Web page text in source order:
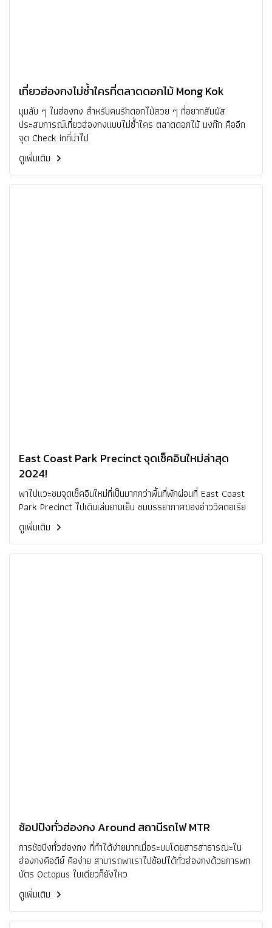
เที่ยวฮ่องกงไม่ซ้ำใครที่ตลาดดอกไม้ Mong Kok
มุมลับ ๆ ในฮ่องกง สำหรับคนรักดอกไม้สวย ๆ ที่อยากสัมผัส
ประสบการณ์เที่ยวฮ่องกงแบบไม่ซ้ำใคร ตลาดดอกไม้ มงก๊ก คืออีก
จุด Check inที่น่าไป
ดูเพิ่มเติม
East Coast Park Precinct จุดเช็คอินใหม่ล่าสุด
2024!
พาไปแวะชมจุดเช็คอินใหม่ที่เป็นมากกว่าพื้นที่พักผ่อนที่ East Coast
Park Precinct ไปเดินเล่นยามเย็น ชมบรรยากาศของอ่าววิคตอเรีย
ดูเพิ่มเติม
ช้อปปิงทั่วฮ่องกง Around สถานีรถไฟ MTR
การช้อปิงทั่วฮ่องกง ที่ทำได้ง่ายมากเมื่อระบบโดยสารสาธารณะใน
ฮ่องกงคือดีย์ คือง่าย สามารถพาเราไปช้อปได้ทั่วฮ่องกงด้วยการพก
บัตร Octopus ใบเดียวก็ยังไหว
ดูเพิ่มเติม